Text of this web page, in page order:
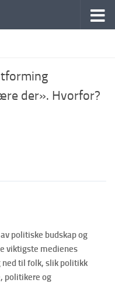
der». Hvorfor?
politiske budskap og
viktigste medienes
ned til folk, slik politikk
politikere og